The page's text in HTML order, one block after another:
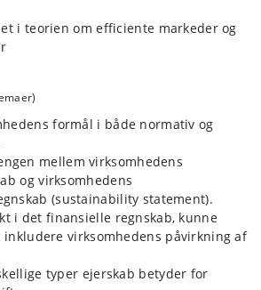
i teorien om efficiente markeder og
formål i både normativ og
mellem virksomhedens
og virksomhedens
(sustainability statement).
i det finansielle regnskab, kunne
virksomhedens påvirkning af
typer ejerskab betyder for